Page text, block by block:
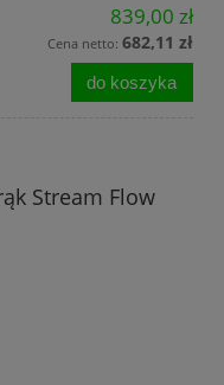
839,00 zł
Cena netto: 682,11 zł
do koszyka
Stream Flow